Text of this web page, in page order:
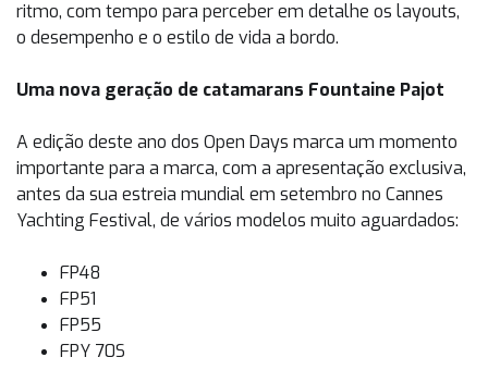
ritmo, com tempo para perceber em detalhe os layouts,
o desempenho e o estilo de vida a bordo.
Uma nova geração de catamarans Fountaine Pajot
A edição deste ano dos Open Days marca um momento
importante para a marca, com a apresentação exclusiva,
antes da sua estreia mundial em setembro no Cannes
Yachting Festival, de vários modelos muito aguardados:
FP48
FP51
FP55
FPY 70S